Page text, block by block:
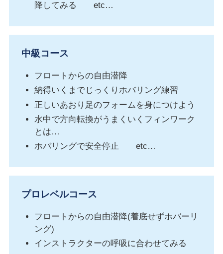
降してみる etc…
中級コース
フロートからの自由潜降
納得いくまでじっくりホバリング練習
正しいあおり足のフォームを身につけよう
水中で方向転換がうまくいくフィンワーク
とは…
ホバリングで安全停止 etc…
プロレベルコース
フロートからの自由潜降(着底せずホバーリ
ング)
インストラクターの呼吸に合わせてみる